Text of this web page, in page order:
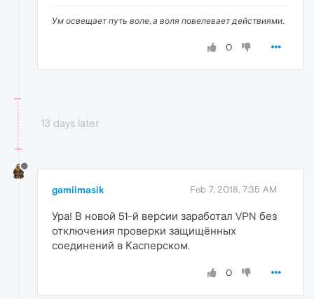
Ум освещает путь воле, а воля повелевает действиями.
0
13 days later
gamiimasik Feb 7, 2018, 7:35 AM
Ура! В новой 51-й версии заработал VPN без
отключения проверки защищённых
соединений в Касперском.
0